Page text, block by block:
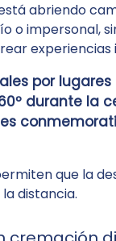
abriendo
o impersonal,
experiencias
por
durante la
que la
distancia.